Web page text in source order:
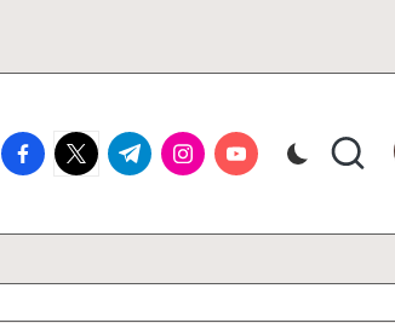
facebook.com
twitter.com
t.me instagram.com
youtube.com